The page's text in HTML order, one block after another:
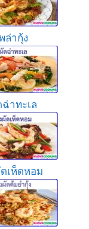
ล่ากุ้ง
าทะเล
เห็ดหอม